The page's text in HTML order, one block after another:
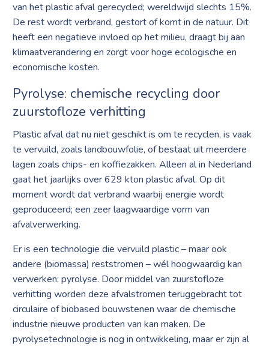
van het plastic afval gerecycled; wereldwijd slechts 15%.
De rest wordt verbrand, gestort of komt in de natuur. Dit
heeft een negatieve invloed op het milieu, draagt bij aan
klimaatverandering en zorgt voor hoge ecologische en
economische kosten.
Pyrolyse: chemische recycling door
zuurstofloze verhitting
Plastic afval dat nu niet geschikt is om te recyclen, is vaak
te vervuild, zoals landbouwfolie, of bestaat uit meerdere
lagen zoals chips- en koffiezakken. Alleen al in Nederland
gaat het jaarlijks over 629 kton plastic afval. Op dit
moment wordt dat verbrand waarbij energie wordt
geproduceerd; een zeer laagwaardige vorm van
afvalverwerking.
Er is een technologie die vervuild plastic – maar ook
andere (biomassa) reststromen – wél hoogwaardig kan
verwerken: pyrolyse. Door middel van zuurstofloze
verhitting worden deze afvalstromen teruggebracht tot
circulaire of biobased bouwstenen waar de chemische
industrie nieuwe producten van kan maken. De
pyrolysetechnologie is nog in ontwikkeling, maar er zijn al